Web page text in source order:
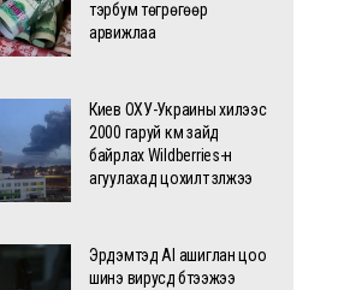
тэрбум төгрөгөөр
арвижлаа
Киев ОХУ-Украины хилээс
2000 гаруй км зайд
байрлах Wildberries-н
агуулахад цохилт үзүүлжээ
Эрдэмтэд AI ашиглан цоо
шинэ вирусүүд бүтээжээ